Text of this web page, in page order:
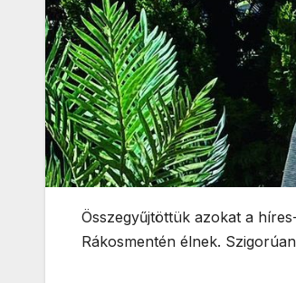
Összegyűjtöttük azokat a
Rákosmentén élnek.